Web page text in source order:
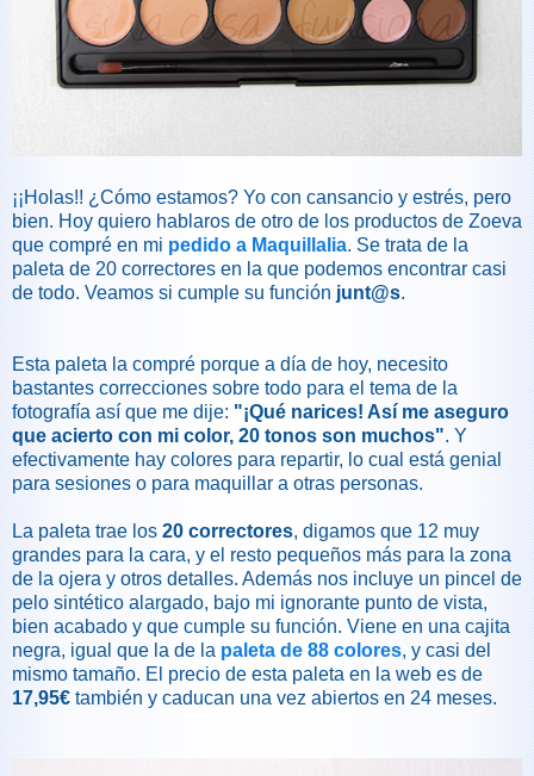
¡¡Holas!! ¿Cómo estamos? Yo con cansancio y estrés, pero
bien. Hoy quiero hablaros de otro de los productos de Zoeva
que compré en mi pedido a Maquillalia. Se trata de la
paleta de 20 correctores en la que podemos encontrar casi
de todo. Veamos si cumple su función junt@s.
Esta paleta la compré porque a día de hoy, necesito
bastantes correcciones sobre todo para el tema de la
fotografía así que me dije: "¡Qué narices! Así me aseguro
que acierto con mi color, 20 tonos son muchos". Y
efectivamente hay colores para repartir, lo cual está genial
para sesiones o para maquillar a otras personas.
La paleta trae los 20 correctores, digamos que 12 muy
grandes para la cara, y el resto pequeños más para la zona
de la ojera y otros detalles. Además nos incluye un pincel de
pelo sintético alargado, bajo mi ignorante punto de vista,
bien acabado y que cumple su función. Viene en una cajita
negra, igual que la de la paleta de 88 colores, y casi del
mismo tamaño. El precio de esta paleta en la web es de
17,95€ también y caducan una vez abiertos en 24 meses.